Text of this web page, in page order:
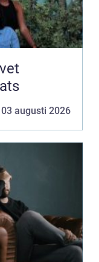
03 augusti 2026